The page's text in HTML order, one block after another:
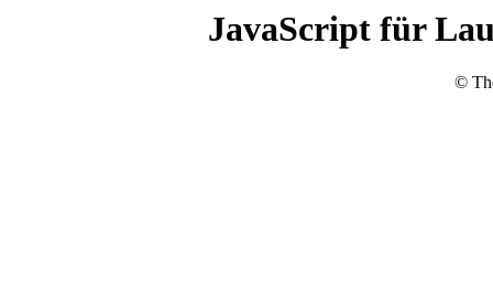
JavaScript für
©